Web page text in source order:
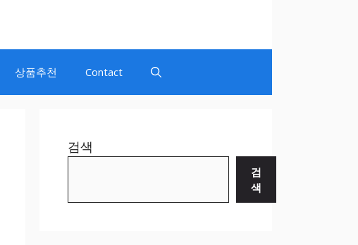
상품추천 Contact
검색
검
색